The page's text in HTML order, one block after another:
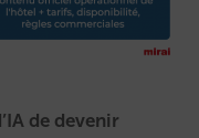
de devenir